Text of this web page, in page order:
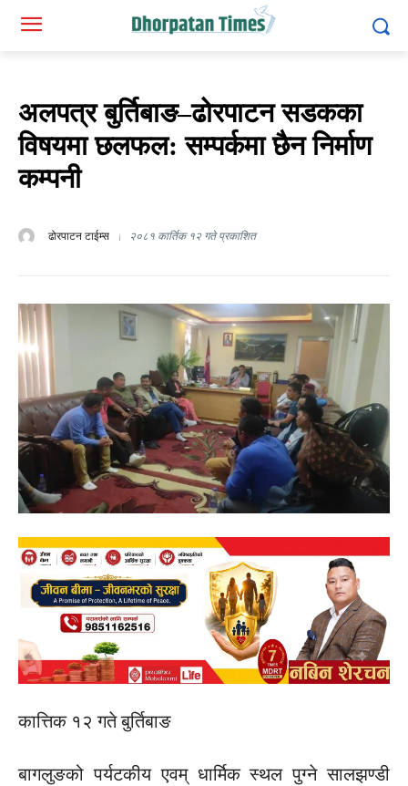
अलपत्र बुर्तिबाङ–ढोरपाटन सडकका
विषयमा छलफल: सम्पर्कमा छैन निर्माण
कम्पनी
ढोरपाटन टाईम्स २०८१ कार्तिक १२ गते प्रकाशित
कात्तिक १२ गते बुर्तिबाङ
बागलुङकोपर्यटकीय एवम्धार्मिक स्थल पुग्ने सालझण्डी